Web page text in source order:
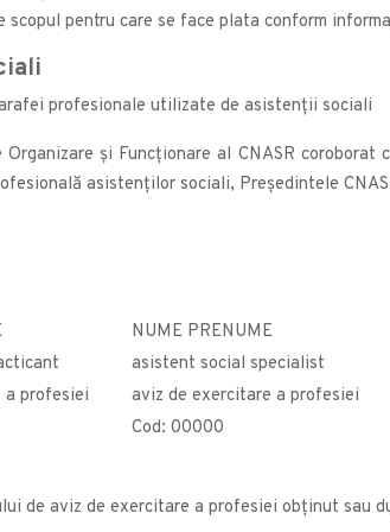
pentru care se face plata conform
profesionale utilizate de asistenții sociali
și Funcționare al CNASR
asistenților sociali, Președintele
NUME PRENUME
asistent social specialist
a profesiei
aviz de exercitare a profesiei
Cod: 00000
de aviz de exercitare a profesiei obţinut sau